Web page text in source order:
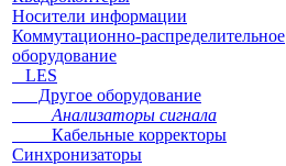
Носители информации
Коммутационно-распределительное
оборудование
LES
Другое оборудование
Анализаторы сигнала
Кабельные корректоры
Синхронизаторы